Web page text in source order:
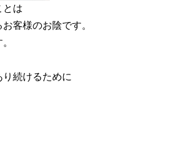
とは
客様のお陰です。
続けるために